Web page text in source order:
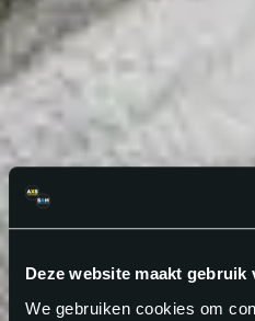
Deze website maakt gebruik
We gebruiken cookies om